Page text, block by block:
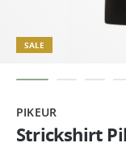
SALE
PIKEUR
Strickshirt